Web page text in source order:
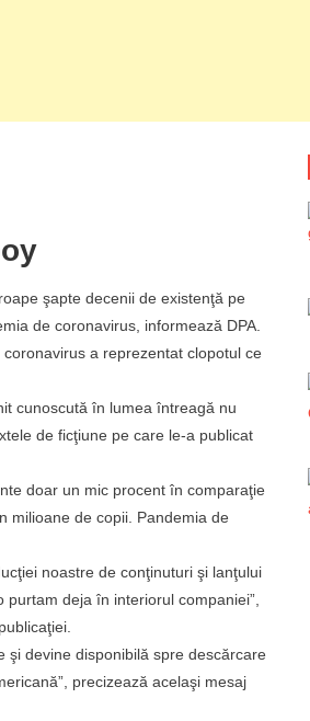
şapte decenii de existenţă pe
de coronavirus, informează DPA.
a reprezentat clopotul ce
cunoscută în lumea întreagă nu
de ficţiune pe care le-a publicat
doar un mic procent în comparaţie
milioane de copii. Pandemia de
noastre de conţinuturi şi lanţului
deja în interiorul companiei”,
şi devine disponibilă spre descărcare
precizează acelaşi mesaj